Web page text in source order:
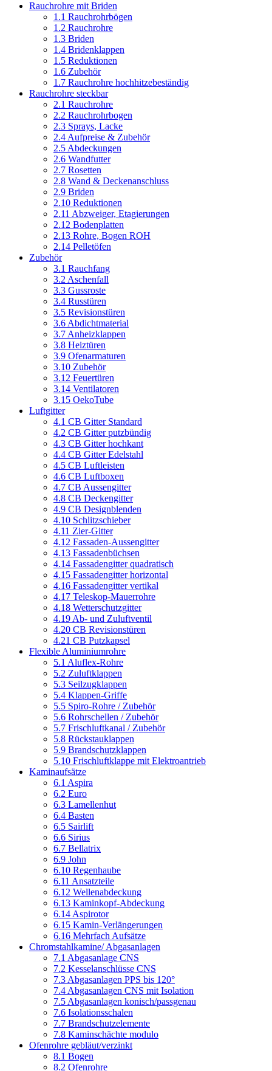
Rauchrohre mit Briden
1.1 Rauchrohrbögen
1.2 Rauchrohre
1.3 Briden
1.4 Bridenklappen
1.5 Reduktionen
1.6 Zubehör
1.7 Rauchrohre hochhitzebeständig
Rauchrohre steckbar
2.1 Rauchrohre
2.2 Rauchrohrbogen
2.3 Sprays, Lacke
2.4 Aufpreise & Zubehör
2.5 Abdeckungen
2.6 Wandfutter
2.7 Rosetten
2.8 Wand & Deckenanschluss
2.9 Briden
2.10 Reduktionen
2.11 Abzweiger, Etagierungen
2.12 Bodenplatten
2.13 Rohre, Bogen ROH
2.14 Pelletöfen
Zubehör
3.1 Rauchfang
3.2 Aschenfall
3.3 Gussroste
3.4 Russtüren
3.5 Revisionstüren
3.6 Abdichtmaterial
3.7 Anheizklappen
3.8 Heiztüren
3.9 Ofenarmaturen
3.10 Zubehör
3.12 Feuertüren
3.14 Ventilatoren
3.15 OekoTube
Luftgitter
4.1 CB Gitter Standard
4.2 CB Gitter putzbündig
4.3 CB Gitter hochkant
4.4 CB Gitter Edelstahl
4.5 CB Luftleisten
4.6 CB Luftboxen
4.7 CB Aussengitter
4.8 CB Deckengitter
4.9 CB Designblenden
4.10 Schlitzschieber
4.11 Zier-Gitter
4.12 Fassaden-Aussengitter
4.13 Fassadenbüchsen
4.14 Fassadengitter quadratisch
4.15 Fassadengitter horizontal
4.16 Fassadengitter vertikal
4.17 Teleskop-Mauerrohre
4.18 Wetterschutzgitter
4.19 Ab- und Zuluftventil
4.20 CB Revisionstüren
4.21 CB Putzkapsel
Flexible Aluminiumrohre
5.1 Aluflex-Rohre
5.2 Zuluftklappen
5.3 Seilzugklappen
5.4 Klappen-Griffe
5.5 Spiro-Rohre / Zubehör
5.6 Rohrschellen / Zubehör
5.7 Frischluftkanal / Zubehör
5.8 Rückstauklappen
5.9 Brandschutzklappen
5.10 Frischluftklappe mit Elektroantrieb
Kaminaufsätze
6.1 Aspira
6.2 Euro
6.3 Lamellenhut
6.4 Basten
6.5 Sairlift
6.6 Sirius
6.7 Bellatrix
6.9 John
6.10 Regenhaube
6.11 Ansatzteile
6.12 Wellenabdeckung
6.13 Kaminkopf-Abdeckung
6.14 Aspirotor
6.15 Kamin-Verlängerungen
6.16 Mehrfach Aufsätze
Chromstahlkamine/ Abgasanlagen
7.1 Abgasanlage CNS
7.2 Kesselanschlüsse CNS
7.3 Abgasanlagen PPS bis 120°
7.4 Abgasanlagen CNS mit Isolation
7.5 Abgasanlagen konisch/passgenau
7.6 Isolationsschalen
7.7 Brandschutzelemente
7.8 Kaminschächte modulo
Ofenrohre gebläut/verzinkt
8.1 Bogen
8.2 Ofenrohre